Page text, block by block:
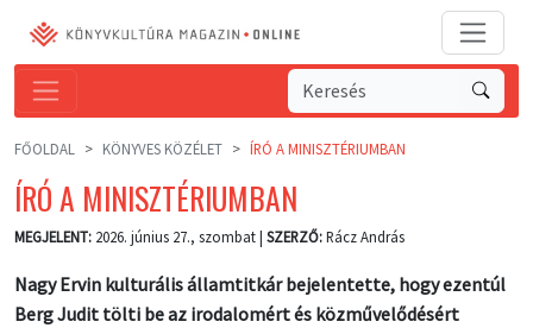
FŐOLDAL KÖNYVES KÖZÉLET ÍRÓ A MINISZTÉRIUMBAN
ÍRÓ A MINISZTÉRIUMBAN
MEGJELENT: 2026. június 27., szombat | SZERZŐ:Rácz András
Nagy Ervin kulturális államtitkár bejelentette, hogy ezentúl
Berg Judit tölti be az irodalomért és közművelődésért